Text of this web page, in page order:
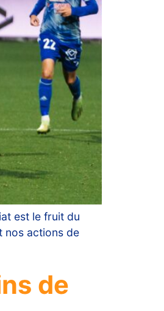
est le fruit du
nos actions de
de